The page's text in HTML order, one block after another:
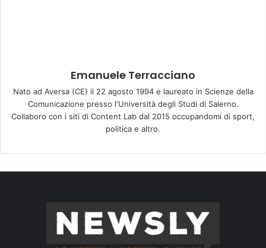
Emanuele Terracciano
Nato ad Aversa (CE) il 22 agosto 1994 e laureato in Scienze della
Comunicazione presso l'Università degli Studi di Salerno.
Collaboro con i siti di Content Lab dal 2015 occupandomi di sport,
politica e altro.